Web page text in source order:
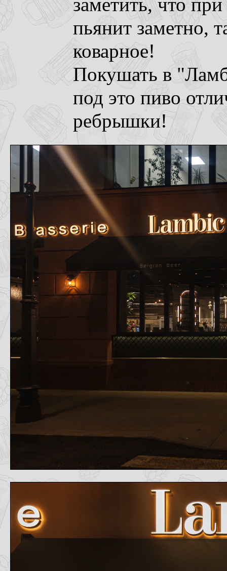
заметить, что
пьянит заметно,
коварное!
Покушать в
под это пиво
ребрышки!